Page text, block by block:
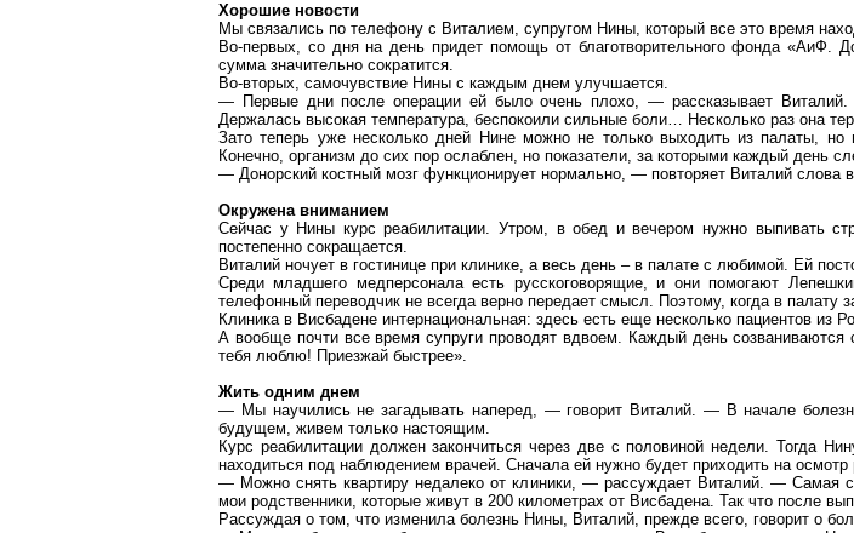
Хорошие новости
Мы связались по телефону с Виталием, супругом Нины, который все это время
Во-первых, со дня на день придет помощь от благотворительного фонда «АиФ.
сумма значительно сократится.
Во-вторых, самочувствие Нины с каждым днем улучшается.
— Первые дни после операции ей было очень плохо, — рассказывает
Держалась высокая температура, беспокоили сильные боли… Несколько раз она
Зато теперь уже несколько дней Нине можно не только выходить из палаты, но
Конечно, организм до сих пор ослаблен, но показатели, за которыми каждый день
— Донорский костный мозг функционирует нормально, — повторяет Виталий слова
Окружена вниманием
Сейчас у Нины курс реабилитации. Утром, в обед и вечером нужно выпивать
постепенно сокращается.
Виталий ночует в гостинице при клинике, а весь день – в палате с любимой. Ей
Среди младшего медперсонала есть русскоговорящие, и они помогают
телефонный переводчик не всегда верно передает смысл. Поэтому, когда в палату
Клиника в Висбадене интернациональная: здесь есть еще несколько пациентов из
А вообще почти все время супруги проводят вдвоем. Каждый день
тебя люблю! Приезжай быстрее».
Жить одним днем
— Мы научились не загадывать наперед, — говорит Виталий. — В начале
будущем, живем только настоящим.
Курс реабилитации должен закончиться через две с половиной недели. Тогда
находиться под наблюдением врачей. Сначала ей нужно будет приходить на
— Можно снять квартиру недалеко от клиники, — рассуждает Виталий. —
мои родственники, которые живут в 200 километрах от Висбадена. Так что после
Рассуждая о том, что изменила болезнь Нины, Виталий, прежде всего, говорит о